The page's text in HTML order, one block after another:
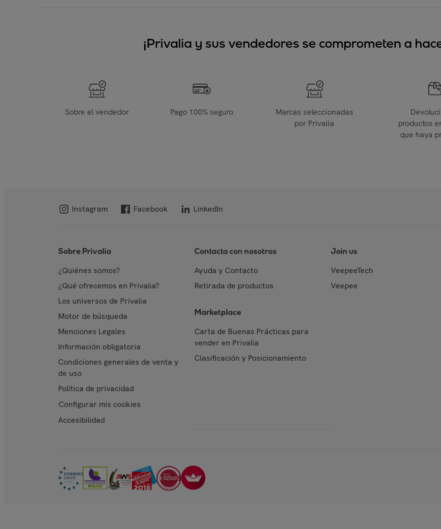
¡Privalia y sus vendedores se comprometen a
Sobre el vendedor Pago 100% seguro
Marcas seleccionadas
por Privalia
productos
que haya
Instagram Facebook LinkedIn
Sobre Privalia
¿Quiénes somos?
¿Qué ofrecemos en Privalia?
Los universos de Privalia
Motor de búsqueda
Menciones Legales
Información obligatoria
Condiciones generales de venta y
de uso
Política de privacidad
Configurar mis cookies
Accesibilidad
Contacta con nosotros
Ayuda y Contacto
Retirada de productos
Marketplace
Carta de Buenas Prácticas para
vender en Privalia
Clasificación y Posicionamiento
Join us
VeepeeTech
Veepee